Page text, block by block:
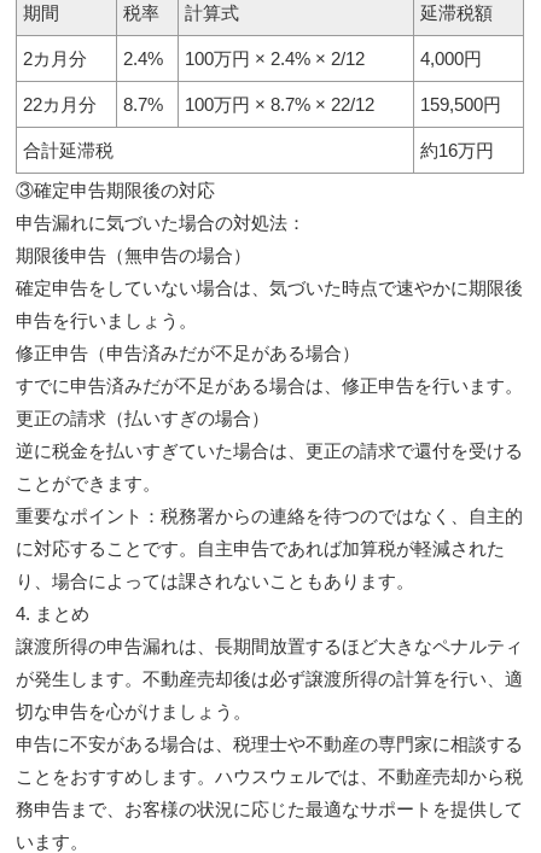
期間
税率 計算式 延滞税額
2カ月分 2.4% 100万円 × 2.4% × 2/12 4,000円
22カ月分 8.7% 100万円 × 8.7% × 22/12 159,500円
合計延滞税
約16万円
③確定申告期限後の対応
申告漏れに気づいた場合の対処法：
期限後申告（無申告の場合）
確定申告をしていない場合は、気づいた時点で速やかに期限後
申告を行いましょう。
修正申告（申告済みだが不足がある場合）
すでに申告済みだが不足がある場合は、修正申告を行います。
更正の請求（払いすぎの場合）
逆に税金を払いすぎていた場合は、更正の請求で還付を受ける
ことができます。
重要なポイント：税務署からの連絡を待つのではなく、自主的
に対応することです。自主申告であれば加算税が軽減された
り、場合によっては課されないこともあります。
4. まとめ
譲渡所得の申告漏れは、長期間放置するほど大きなペナルティ
が発生します。不動産売却後は必ず譲渡所得の計算を行い、適
切な申告を心がけましょう。
申告に不安がある場合は、税理士や不動産の専門家に相談する
ことをおすすめします。ハウスウェルでは、不動産売却から税
務申告まで、お客様の状況に応じた最適なサポートを提供して
います。